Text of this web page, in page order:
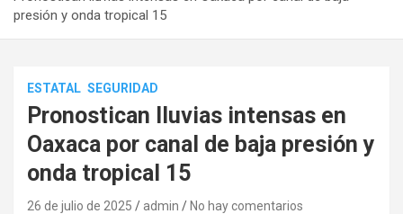
presión y onda tropical 15
ESTATAL SEGURIDAD
Pronostican lluvias intensas en
Oaxaca por canal de baja presión y
onda tropical 15
26 de julio de 2025 admin No hay comentarios